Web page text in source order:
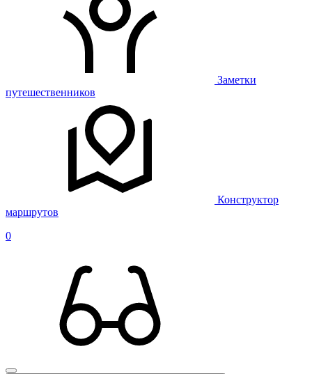
Заметки
путешественников
Конструктор
маршрутов
0